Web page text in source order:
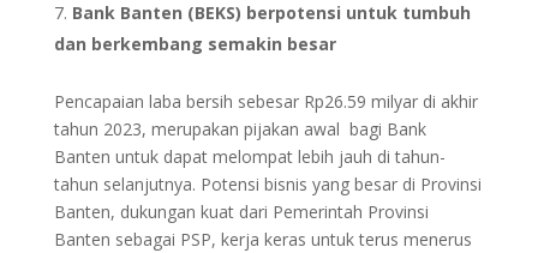
Bank Banten (BEKS) berpotensi untuk tumbuh
dan berkembang semakin besar
Pencapaian laba bersih sebesar Rp26.59 milyar di akhir
tahun 2023, merupakan pijakan awal bagi Bank
Banten untuk dapat melompat lebih jauh di tahun-
tahun selanjutnya. Potensi bisnis yang besar di Provinsi
Banten, dukungan kuat dari Pemerintah Provinsi
Banten sebagai PSP, kerja keras untuk terus menerus